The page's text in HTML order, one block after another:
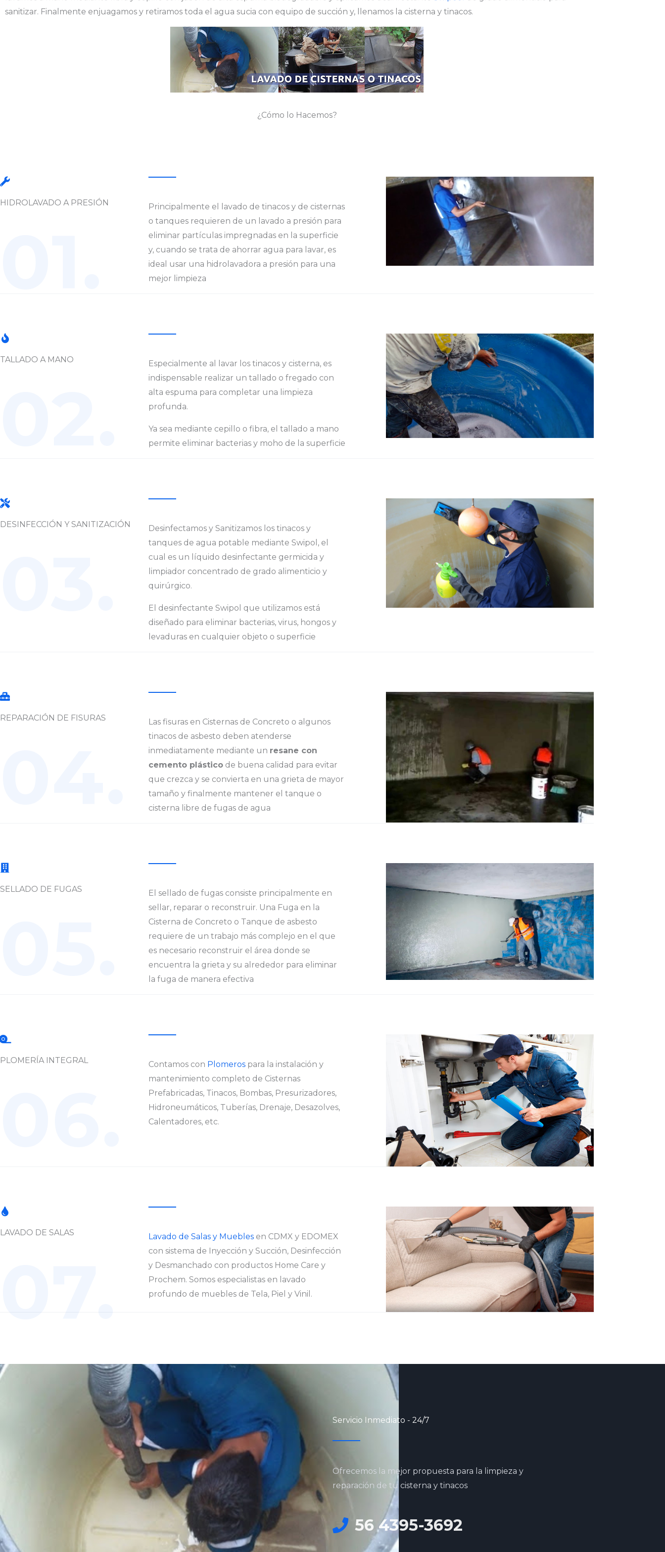
sanitizar. Finalmente enjuagamos y retiramos toda el agua sucia con equipo de succión y, llenamos la cisterna y tinacos.
¿Cómo lo Hacemos?
HIDROLAVADO A PRESIÓN
Principalmente el lavado de tinacos y de cisternas
o tanques requieren de un lavado a presión para
eliminar partículas impregnadas en la superficie
y, cuando se trata de ahorrar agua para lavar, es
ideal usar una hidrolavadora a presión para una
mejor limpieza
TALLADO A MANO
Especialmente al lavar los tinacos y cisterna, es
indispensable realizar un tallado o fregado con
alta espuma para completar una limpieza
profunda.
Ya sea mediante cepillo o fibra, el tallado a mano
permite eliminar bacterias y moho de la superficie
DESINFECCIÓN Y SANITIZACIÓN
Desinfectamos y Sanitizamos los tinacos y
tanques de agua potable mediante Swipol, el
cual es un líquido desinfectante germicida y
limpiador concentrado de grado alimenticio y
quirúrgico.
El desinfectante Swipol que utilizamos está
diseñado para eliminar bacterias, virus, hongos y
levaduras en cualquier objeto o superficie
REPARACIÓN DE FISURAS
Las fisuras en Cisternas de Concreto o algunos
tinacos de asbesto deben atenderse
inmediatamente mediante un resane con
cemento plástico de buena calidad para evitar
que crezca y se convierta en una grieta de mayor
tamaño y finalmente mantener el tanque o
cisterna libre de fugas de agua
SELLADO DE FUGAS
El sellado de fugas consiste principalmente en
sellar, reparar o reconstruir. Una Fuga en la
Cisterna de Concreto o Tanque de asbesto
requiere de un trabajo más complejo en el que
es necesario reconstruir el área donde se
encuentra la grieta y su alrededor para eliminar
la fuga de manera efectiva
PLOMERÍA INTEGRAL Contamos con Plomeros para la instalación y
mantenimiento completo de Cisternas
Prefabricadas, Tinacos, Bombas, Presurizadores,
Hidroneumáticos, Tuberías, Drenaje, Desazolves,
Calentadores, etc.
LAVADO DE SALAS
07.
Lavado de Salas y Muebles en CDMX y EDOMEX
con sistema de Inyección y Succión, Desinfección
y Desmanchado con productos Home Care y
Prochem. Somos especialistas en lavado
profundo de muebles de Tela, Piel y Vinil.
Servicio Inmediato - 24/7
Ofrecemos la mejor propuesta para la limpieza y
reparación de tu cisterna y tinacos
56 4395-3692